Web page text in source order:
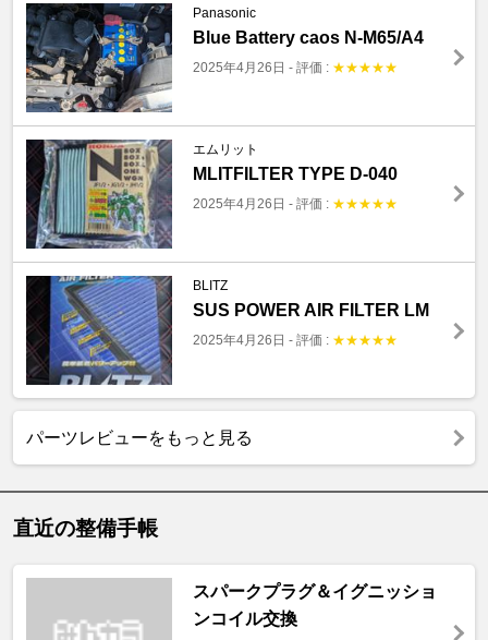
Panasonic
Blue Battery caos N-M65/A4
2025年4月26日 - 評価 : ★★★★★
エムリット
MLITFILTER TYPE D-040
2025年4月26日 - 評価 : ★★★★★
BLITZ
SUS POWER AIR FILTER LM
2025年4月26日 - 評価 : ★★★★★
パーツレビューをもっと見る
直近の整備手帳
スパークプラグ＆イグニッショ
ンコイル交換